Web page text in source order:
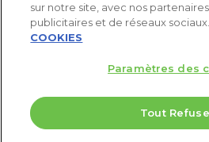
sur notre site, avec nos
publicitaires et de réseaux sociaux.
COOKIES
Paramètres des
Tout